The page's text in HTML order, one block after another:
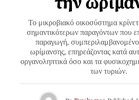
Το μικροβιακό οικοσύστημα
σημαντικότερων παραγόντων που
παραγωγή,
ωρίμανσης, επηρεάζοντας κατά
οργανοληπτικά όσο και τα
των τυριών.